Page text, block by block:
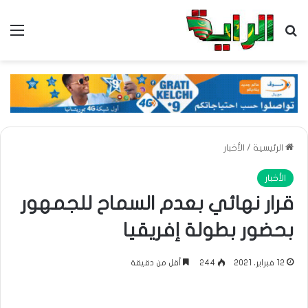
بحث عن
الرئيسية / الأخبار
الأخبار
قرار نهائي بعدم السماح للجمهور
بحضور بطولة إفريقيا
12 فبراير، 2021 244 أقل من دقيقة